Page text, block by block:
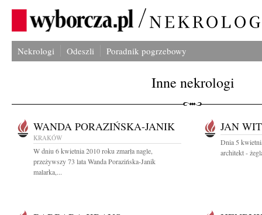
Nekrologi Odeszli Poradnik pogrzebowy
Inne nekrologi
WANDA PORAZIŃSKA-JANIK
KRAKÓW
W dniu 6 kwietnia 2010 roku zmarła nagle,
przeżywszy 73 lata Wanda Porazińska-Janik
malarka,...
JAN
Dnia 5
architekt -